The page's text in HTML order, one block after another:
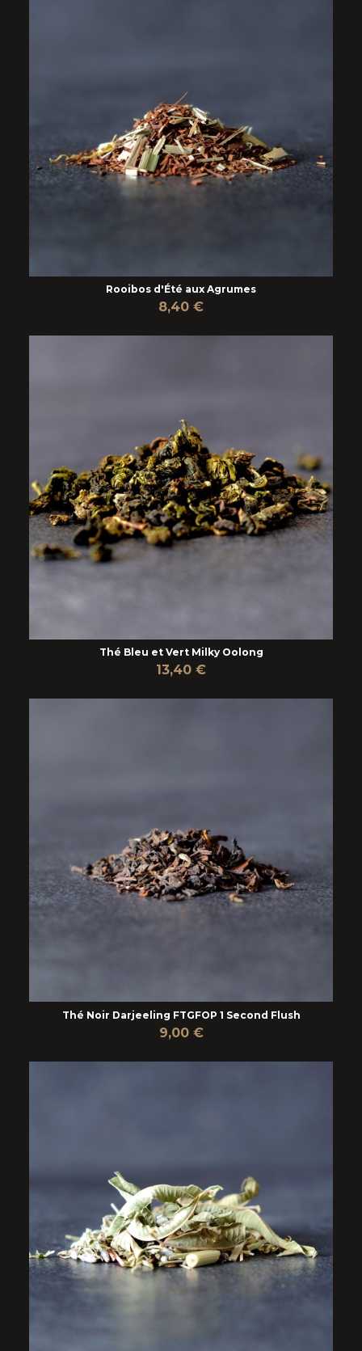
Rooibos d'Été aux Agrumes
8,40 €
Thé Bleu et Vert Milky Oolong
13,40 €
Thé Noir Darjeeling FTGFOP 1 Second Flush
9,00 €